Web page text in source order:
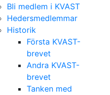
Bli medlem i KVAST
Hedersmedlemmar
Historik
Första KVAST-
brevet
Andra KVAST-
brevet
Tanken med